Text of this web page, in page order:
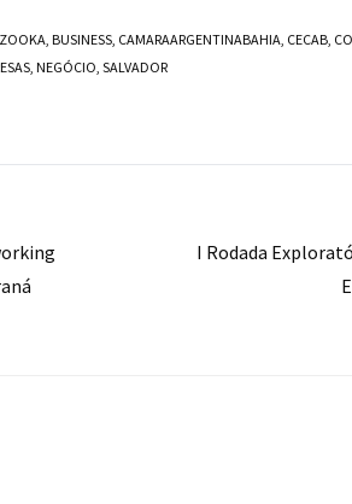
, BUSINESS, CAMARAARGENTINABAHIA, CECAB,
, NEGÓCIO, SALVADOR
I Rodada